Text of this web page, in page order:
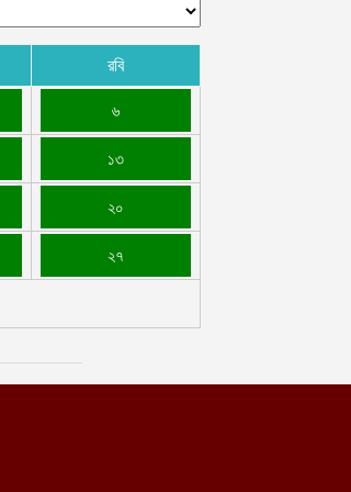
রবি
৬
১৩
২০
২৭